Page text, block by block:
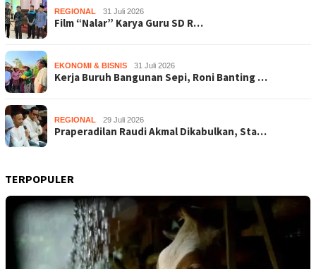
REGIONAL 31 Juli 2026
Film “Nalar” Karya Guru SD R…
EKONOMI & BISNIS 31 Juli 2026
Kerja Buruh Bangunan Sepi, Roni Banting …
REGIONAL 29 Juli 2026
Praperadilan Raudi Akmal Dikabulkan, Sta…
TERPOPULER